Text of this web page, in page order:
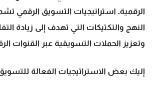
الرقمية. استراتيجيات التسويق الرقمي
النهج والتكتيكات التي تهدف إلى زيادة
وتعزيز الحملات التسويقية عبر القنوات
إليك بعض الاستراتيجيات الفعالة